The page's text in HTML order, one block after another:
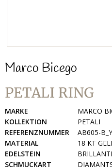
Marco Bicego
PETALI RING
MARKE
MARCO
KOLLEKTION
PETALI
REFERENZNUMMER
AB605-B_Y
MATERIAL
18 KT
EDELSTEIN
SCHMUCKART